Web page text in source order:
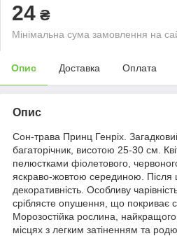
24 ₴
Мінімальна сума замовлення на
Опис Доставка Оплата
Опис
Сон-трава Принц Генріх.
багаторічник, висотою 25-30 см.
пелюстками фіолетового,
яскраво-жовтою серединою. Після
декоративність. Особливу
сріблясте опушення, що покриває
Морозостійка рослина,
місцях з легким затіненням та